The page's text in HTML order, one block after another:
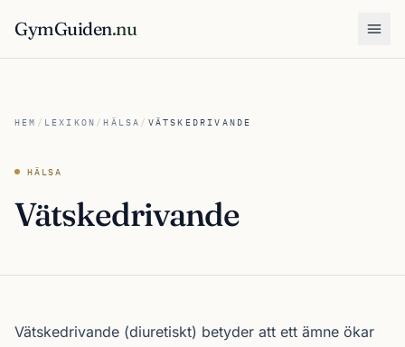
GymGuiden.nu
HEM / LEXIKON /HÄLSA / VÄTSKEDRIVANDE
HÄLSA
Vätskedrivande
Vätskedrivande (diuretiskt) betyder att ett ämne ökar